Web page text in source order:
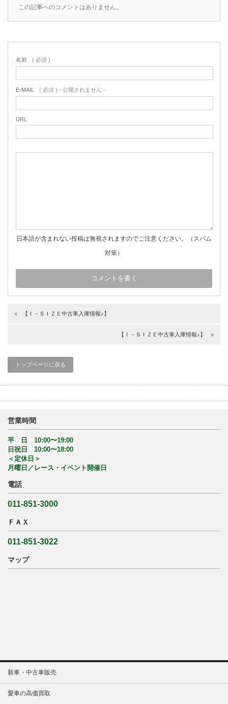
この記事へのコメントはありません。
名前 ( 必須 )
E-MAIL ( 必須 ) - 公開されません -
URL
日本語が含まれない投稿は無視されますのでご注意ください。（スパム
対策）
【Ｉ－ＳＩＺＥ中古車入庫情報♪】
【Ｉ－ＳＩＺＥ中古車入庫情報♪】
トップページに戻る
営業時間
平 日 10:00〜19:00
日祝日 10:00〜18:00
＜定休日＞
月曜日／レース・イベント開催日
電話
011-851-3000
ＦＡＸ
011-851-3022
マップ
新車・中古車販売
愛車の高価買取